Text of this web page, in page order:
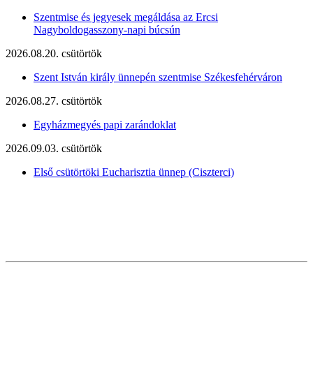
Szentmise és jegyesek megáldása az Ercsi
Nagyboldogasszony-napi búcsún
2026.08.20. csütörtök
Szent István király ünnepén szentmise Székesfehérváron
2026.08.27. csütörtök
Egyházmegyés papi zarándoklat
2026.09.03. csütörtök
Első csütörtöki Eucharisztia ünnep (Ciszterci)